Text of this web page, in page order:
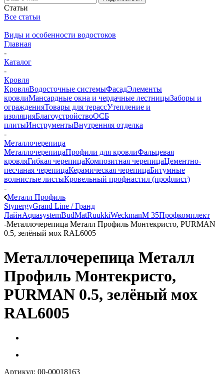
Статьи
Все статьи
Виды и особенности водостоков
Главная
-
Каталог
-
Кровля
КровляВодосточные системыФасадЭлементы
кровлиМансардные окна и чердачные лестницыЗаборы и
огражденияТовары для терассУтепление и
изоляцияБлагоустройствоОСБ
плитыИнструментыВнутренняя отделка
-
Металлочерепица
МеталлочерепицаПрофили для кровлиФальцевая
кровляГибкая черепицаКомпозитная черепицаЦементно-
песчаная черепицаКерамическая черепицаБитумные
волнистые листыКровельный профнастил (профлист)
-
Металл Профиль
StynergyGrand Line / Гранд
ЛайнAquasystemBudMatRuukkiWeckmanМ 35Профкомплект
-Металлочерепица Металл Профиль Монтекристо, PURMAN
0.5, зелёный мох RAL6005
Металлочерепица Металл
Профиль Монтекристо,
PURMAN 0.5, зелёный мох
RAL6005
Артикул: 00-00018163